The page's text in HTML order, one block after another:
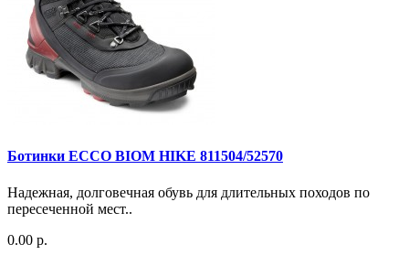
Ботинки ECCO BIOM HIKE 811504/52570
Надежная, долговечная обувь для длительных походов по
пересеченной мест..
0.00 р.